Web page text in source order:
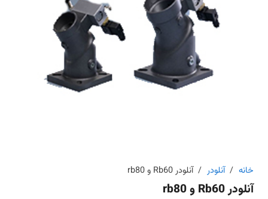
خانه / آنلودر / آنلودر Rb60 و rb80
آنلودر Rb60 و rb80